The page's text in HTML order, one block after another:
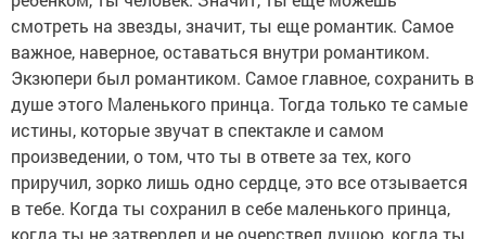
смотреть на звезды, значит, ты еще романтик. Самое
важное, наверное, оставаться внутри романтиком.
Экзюпери был романтиком. Самое главное, сохранить в
душе этого Маленького принца. Тогда только те самые
истины, которые звучат в спектакле и самом
произведении, о том, что ты в ответе за тех, кого
приручил, зорко лишь одно сердце, это все отзывается
в тебе. Когда ты сохранил в себе маленького принца,